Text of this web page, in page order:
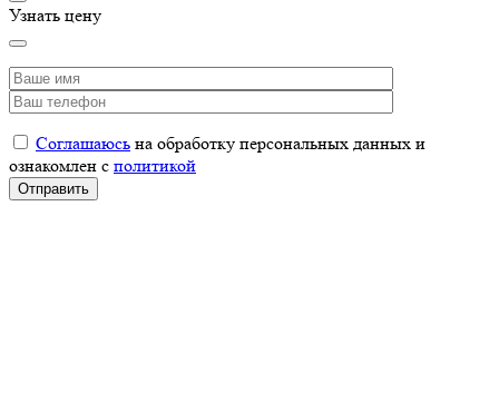
Узнать цену
Соглашаюсь на обработку персональных данных и
ознакомлен с политикой